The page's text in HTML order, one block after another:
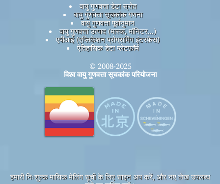
वायु गुणवत्ता डेटा स्रोत
वायु गुणवत्ता सूचकांक गणना
वायु गुणवत्ता पूर्वानुमान
वायु गुणवत्ता उत्पाद (मास्क, मॉनिटर...)
एपीआई (एप्लिकेशन प्रोग्रामिंग इंटरफ़ेस)
ऐतिहासिक डेटा प्लेटफ़ॉर्म
© 2008-2025
विश्व वायु गुणवत्ता सूचकांक परियोजना
हमारी निःशुल्क मासिक मेलिंग सूची के लिए साइन अप करें, और नए लेख उपलब्ध